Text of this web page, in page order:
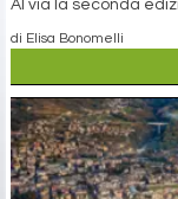
Al via la seconda
di Elisa Bonomelli